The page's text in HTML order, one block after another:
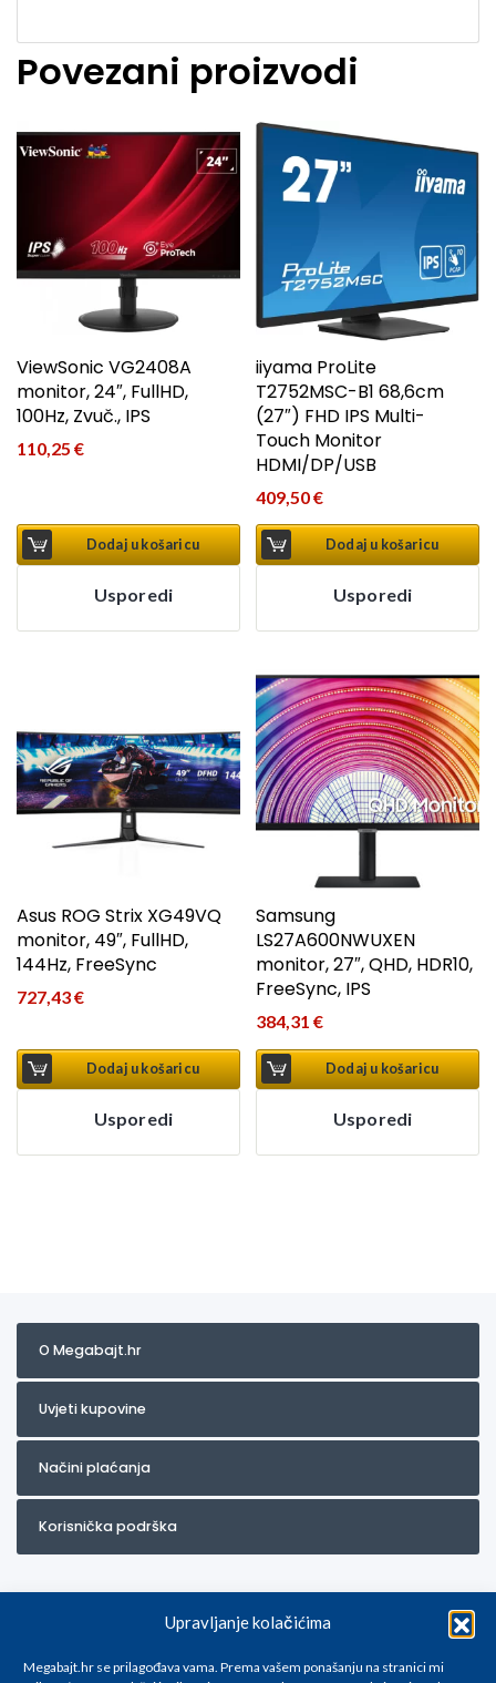
Upravljanje kolačićima
Megabajt.hr se prilagođava vama. Prema vašem ponašanju na stranici mi
Povezani proizvodi
ViewSonic VG2408A
monitor, 24″, FullHD,
100Hz, Zvuč., IPS
110,25 €
Dodaj u košaricu
Usporedi
iiyama ProLite
T2752MSC-B1 68,6cm
(27″) FHD IPS Multi-
Touch Monitor
HDMI/DP/USB
409,50€
Dodaj u košaricu
Usporedi
Asus ROG Strix XG49VQ
monitor, 49″, FullHD,
144Hz, FreeSync
727,43€
Dodaj u košaricu
Usporedi
Samsung
LS27A600NWUXEN
monitor, 27″, QHD, HDR10,
FreeSync, IPS
384,31€
Dodaj u košaricu
Usporedi
O Megabajt.hr
Uvjeti kupovine
Načini plaćanja
Korisnička podrška